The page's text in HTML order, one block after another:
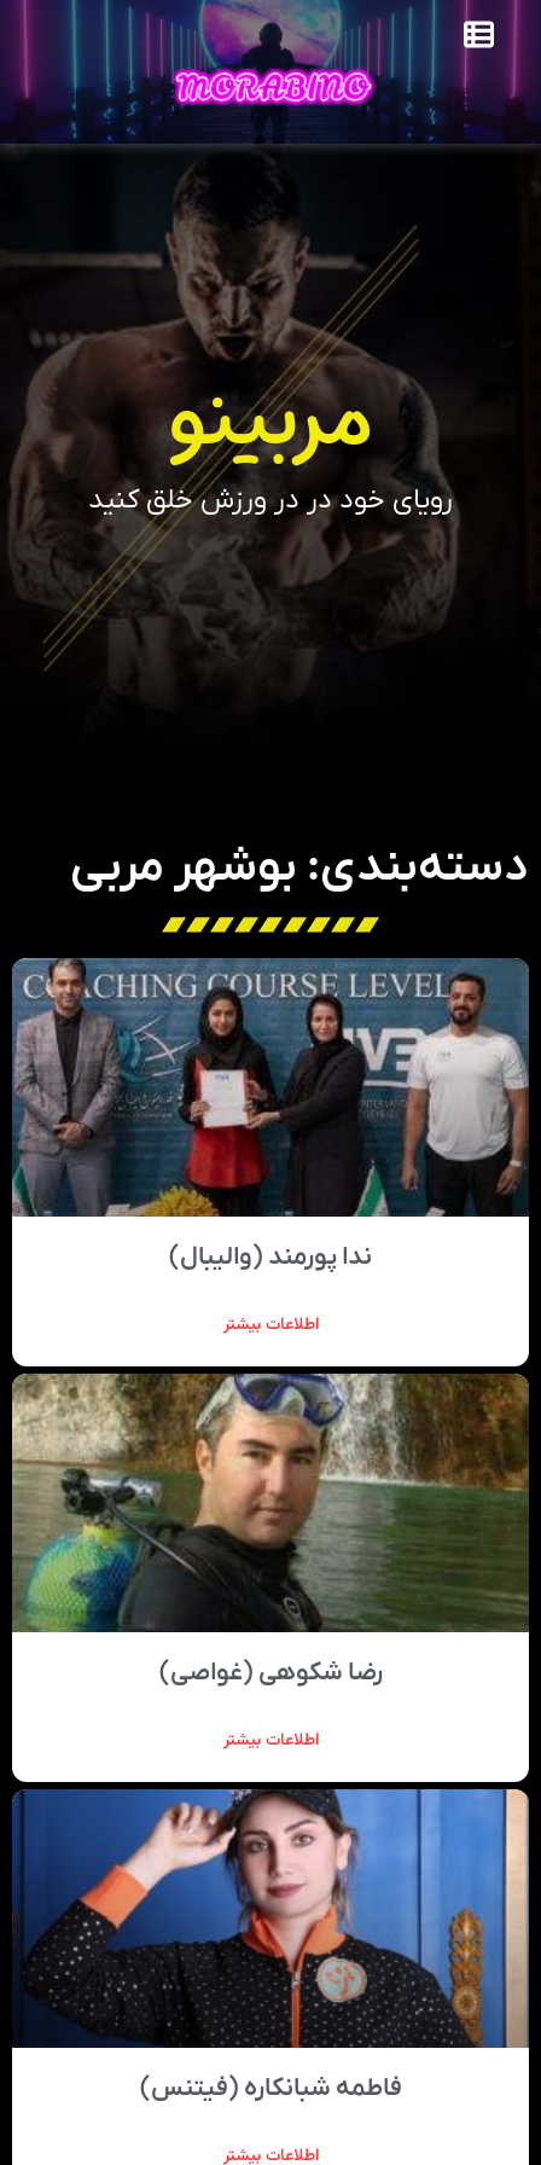
مربینو
رویای خود در در ورزش خلق کنید
دسته‌بندی: بوشهر مربی
ندا پورمند (والیبال)
اطلاعات بیشتر
رضا شکوهی (غواصی)
اطلاعات بیشتر
فاطمه شبانکاره (فیتنس)
اطلاعات بیشتر